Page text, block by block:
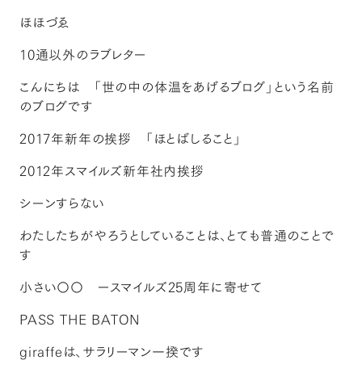
ほほづゑ
10通以外のラブレター
こんにちは 「世の中の体温をあげるブログ」という名前
のブログです
2017年新年の挨拶 「ほとばしること」
2012年スマイルズ新年社内挨拶
シーンすらない
わたしたちがやろうとしていることは、とても普通のことで
す
小さい〇〇 ースマイルズ25周年に寄せて
PASS THE BATON
giraffeは、サラリーマン一揆です